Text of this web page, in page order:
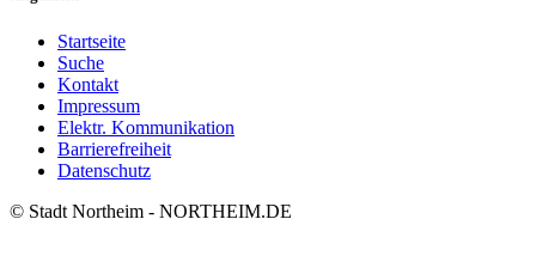
Startseite
Suche
Kontakt
Impressum
Elektr. Kommunikation
Barrierefreiheit
Datenschutz
© Stadt Northeim - NORTHEIM.DE